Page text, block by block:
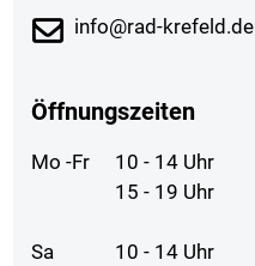
info@rad-krefeld.de
Öffnungszeiten
Mo -Fr
10 - 14 Uhr
15 - 19 Uhr
Sa 10 - 14 Uhr